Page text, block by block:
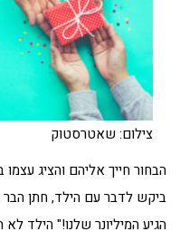
צילום: שאטרסטוק
הבחור חייך אליהם והציג
ביקש לדבר עם הילד, חתן הבר
הגיע המיליונר שלנו!" הילד